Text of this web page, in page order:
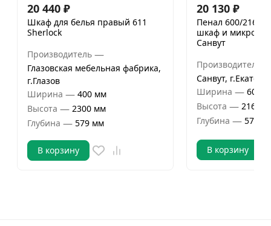
20 440 ₽
Шкаф для белья правый 611
Sherlock
Производитель —
Глазовская мебельная фабрика,
г.Глазов
Ширина — 400 мм
Высота — 2300 мм
Глубина — 579 мм
В корзину
20 130 ₽
Пенал 600/2160
шкаф и
Санвут
Производитель
Санвут,
Ширина — 600
Высота — 2160
Глубина — 570
В корзину